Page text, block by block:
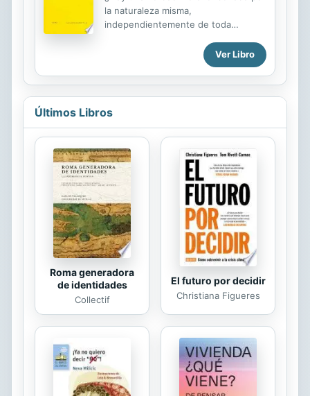
la naturaleza misma,
independientemente de toda
general de toda autoridad social?
¿Hay una ley moral natural en el
sentido de que esta ley, por su
para todas las especies de seres
dotados de pensamiento y
sentimiento? ¿Y cae su conocimiento
en la esfera de nuestras capacidades
Ver Libro
Últimos Libros
Roma generadora
de identidades
Collectif
El futuro por decidir
Christiana Figueres